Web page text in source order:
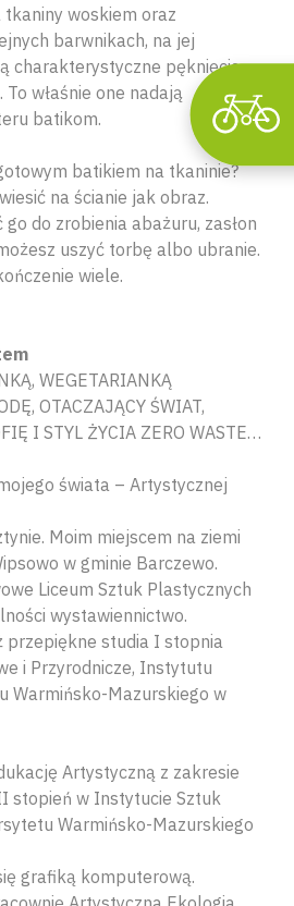
woskiem oraz
barwnikach, na jej
charakterystyczne pęknięcia,
właśnie one nadają
batikom.
batikiem na tkaninie?
na ścianie jak obraz.
do zrobienia abażuru, zasłon
uszyć torbę albo ubranie.
wiele.
WEGETARIANKĄ
OTACZAJĄCY ŚWIAT,
I STYL ŻYCIA ZERO WASTE…
świata – Artystycznej
Moim miejscem na ziemi
w gminie Barczewo.
Liceum Sztuk Plastycznych
wystawiennictwo.
przepiękne studia I stopnia
i Przyrodnicze, Instytutu
Warmińsko-Mazurskiego w
Artystyczną z zakresie
stopień w Instytucie Sztuk
Warmińsko-Mazurskiego
grafiką komputerową.